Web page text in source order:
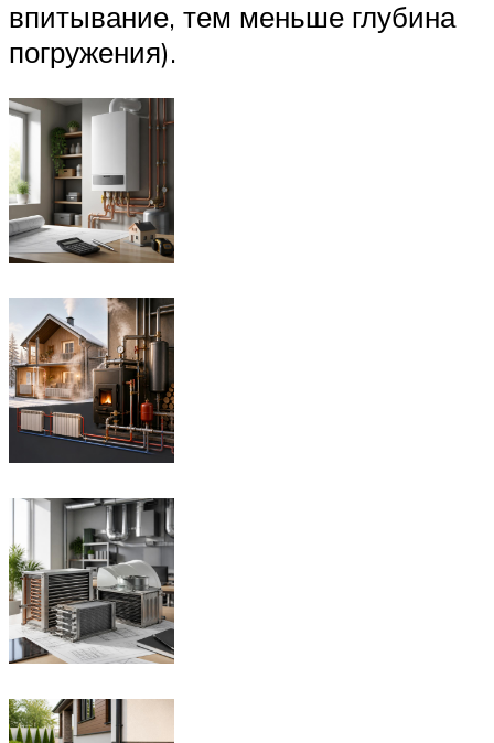
впитывание, тем меньше глубина
погружения).